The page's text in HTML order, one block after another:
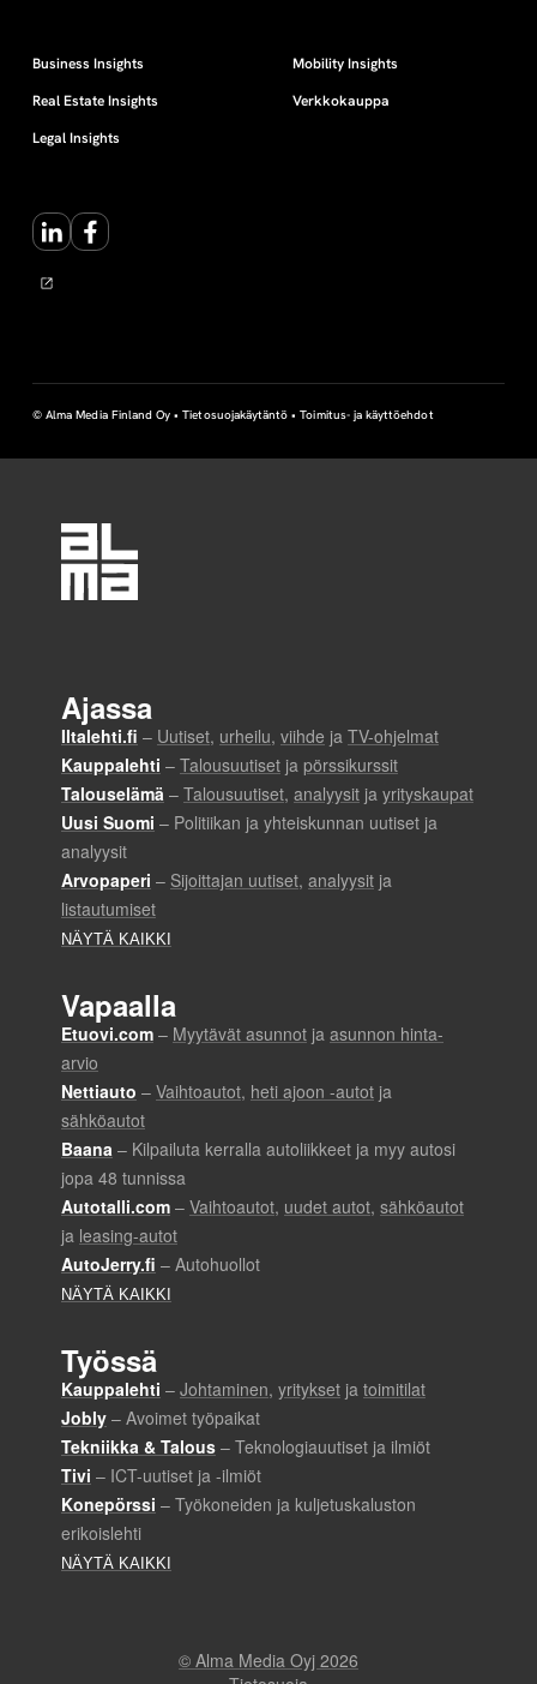
Business Insights
Real Estate Insights
Legal Insights
Mobility Insights
Verkkokauppa
LinkedInFacebook
© Alma Media Finland Oy •Tietosuojakäytäntö •Toimitus- ja käyttöehdot